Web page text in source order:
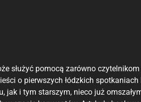
służyć pomocą zarówno
o pierwszych łódzkich
jak i tym starszym, nieco już